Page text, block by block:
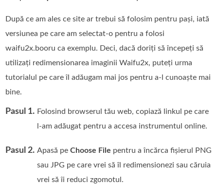
După ce am ales ce site ar trebui să folosim pentru pași, iată
versiunea pe care am selectat-o pentru a folosi
waifu2x.booru ca exemplu. Deci, dacă doriți să începeți să
utilizați redimensionarea imaginii Waifu2x, puteți urma
tutorialul pe care îl adăugam mai jos pentru a-l cunoaște mai
bine.
Pasul 1. Folosind browserul tău web, copiază linkul pe care
l-am adăugat pentru a accesa instrumentul online.
Pasul 2. Apasă peChoose File pentru a încărca fișierul PNG
sau JPG pe care vrei să îl redimensionezi sau căruia
vrei să îi reduci zgomotul.